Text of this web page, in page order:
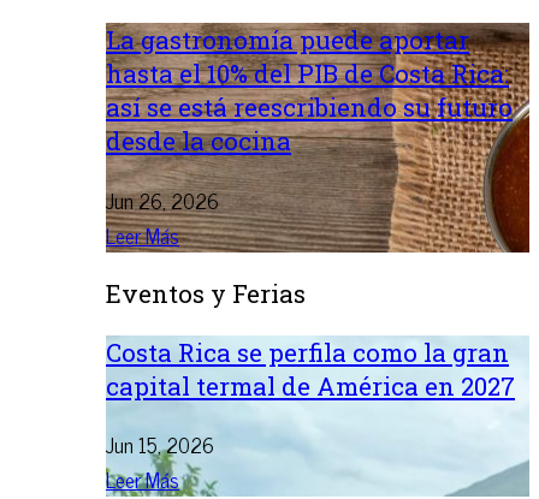
La gastronomía puede aportar
hasta el 10% del PIB de Costa Rica:
así se está reescribiendo su futuro
desde la cocina
Jun 26, 2026
Leer Más
Eventos y Ferias
Costa Rica se perfila como la gran
capital termal de América en 2027
Jun 15, 2026
Leer Más